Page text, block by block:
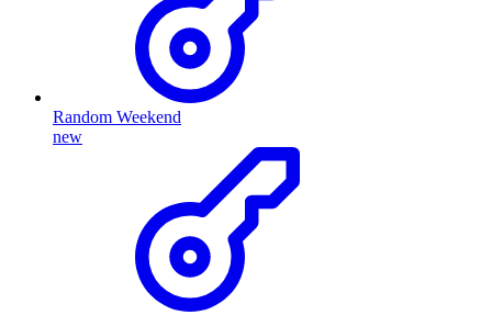
Random Weekend
new